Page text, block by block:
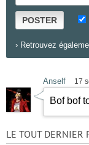
POSTER
› Retrouvez
Anself 17
Bof bof
LE TOUT DERNIER